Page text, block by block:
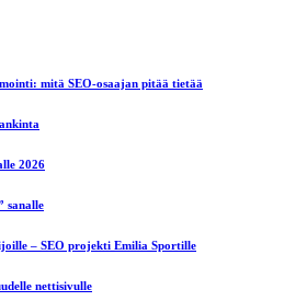
mitä SEO-osaajan pitää tietää
2026
sanalle
– SEO projekti Emilia Sportille
nettisivulle